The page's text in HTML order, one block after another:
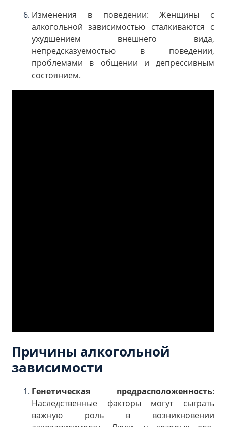
Изменения в поведении: Женщины с
алкогольной зависимостью сталкиваются с
ухудшением внешнего вида,
непредсказуемостью в поведении,
проблемами в общении и депрессивным
состоянием.
Причины алкогольной
зависимости
Генетическая предрасположенность:
Наследственные факторы могут сыграть
важную роль в возникновении